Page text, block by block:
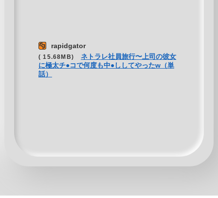
rapidgator
( 15.68MB)
ネトラレ社員旅行〜上司の彼女
に極太チ●コで何度も中●ししてやったw（単
話）